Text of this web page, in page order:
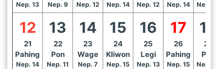
Nep. 13 Nep. 9 Nep. 12 Nep. 14 Nep. 12 Nep. 14 Nep.
12
21
Pahing
Nep. 14
13
22
Pon
Nep. 11
14
23
Wage
Nep. 7
15
24
Kliwon
Nep. 15
16
25
Legi
Nep. 13
17
26
Pahing
Nep. 15
18
27
Pon
Nep.